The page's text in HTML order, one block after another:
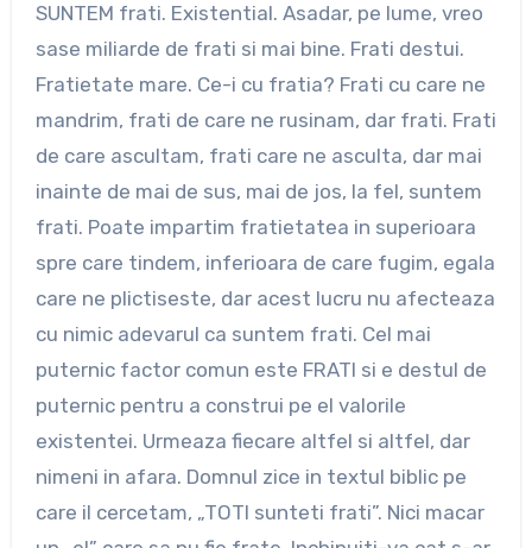
SUNTEM frati. Existential. Asadar, pe lume, vreo
sase miliarde de frati si mai bine. Frati destui.
Fratietate mare. Ce-i cu fratia? Frati cu care ne
mandrim, frati de care ne rusinam, dar frati. Frati
de care ascultam, frati care ne asculta, dar mai
inainte de mai de sus, mai de jos, la fel, suntem
frati. Poate impartim fratietatea in superioara
spre care tindem, inferioara de care fugim, egala
care ne plictiseste, dar acest lucru nu afecteaza
cu nimic adevarul ca suntem frati. Cel mai
puternic factor comun este FRATI si e destul de
puternic pentru a construi pe el valorile
existentei. Urmeaza fiecare altfel si altfel, dar
nimeni in afara. Domnul zice in textul biblic pe
care il cercetam, „TOTI sunteti frati”. Nici macar